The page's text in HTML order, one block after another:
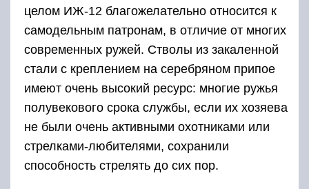
целом ИЖ-12 благожелательно относится к
самодельным патронам, в отличие от многих
современных ружей. Стволы из закаленной
стали с креплением на серебряном припое
имеют очень высокий ресурс: многие ружья
полувекового срока службы, если их хозяева
не были очень активными охотниками или
стрелками-любителями, сохранили
способность стрелять до сих пор.